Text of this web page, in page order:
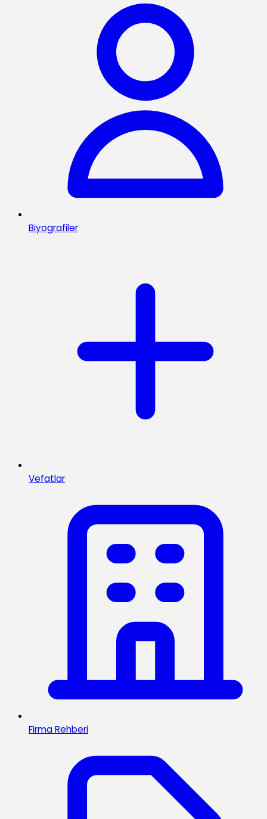
Biyografiler
Vefatlar
Firma Rehberi